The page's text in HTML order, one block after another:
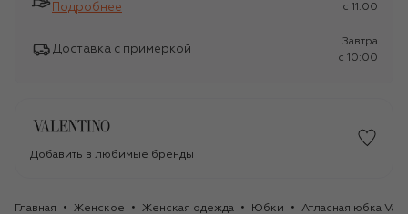
Подробнее
c 11:00
Доставка с примеркой
Завтра
c 10:00
Добавить в любимые бренды
Главная Женское Женская одежда Юбки Атласная юбка